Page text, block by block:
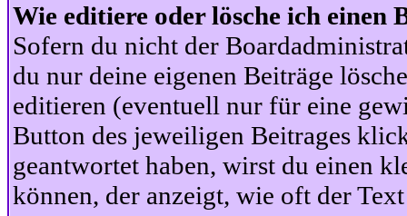
Wie editiere oder lösche ich einen
Sofern du nicht der
du nur deine eigenen Beiträge
editieren (eventuell nur für eine
Button des jeweiligen Beitrages
geantwortet haben, wirst du einen
können, der anzeigt, wie oft der